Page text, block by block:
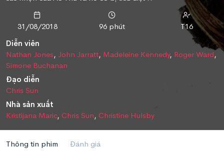
31/08/2018 96 phút
T16
Diễn viên
Nathan Jones, John Jarratt, Madeleine Kennedy, Roger Ward,
Simone Buchanan
Đạo diễn
Chris Sun
Nhà sản xuất
Kristijana Maric, Chris Sun, Christine Hulsby
Thông tin phim Đánh giá